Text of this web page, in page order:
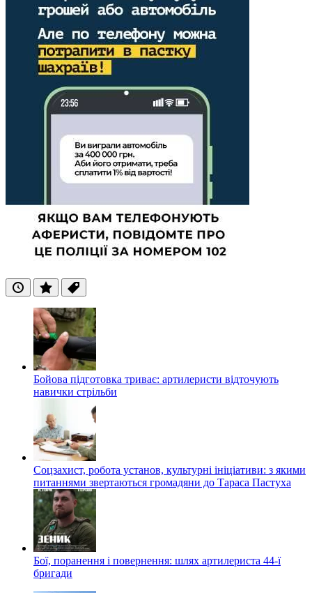
ОстанніПопулярні
Теги
Бойова підготовка триває: артилеристи відточують
навички стрільби
Соцзахист, робота установ, культурні ініціативи: з якими
питаннями звертаються громадяни до Тараса Пастуха
Бої, поранення і повернення: шлях артилериста 44-ї
бригади